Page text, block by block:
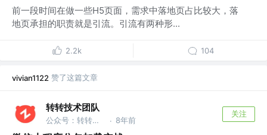
前一段时间在做一些H5页面，需求中落地页占比较大，落
地页承担的职责就是引流。引流有两种形...
2.2k 104
vivian1122 赞了这篇文章
转转技术团队
公众号：转转技术 · 8年前
关注